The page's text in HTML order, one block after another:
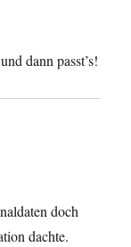
dann passt’s!
doch
dachte.